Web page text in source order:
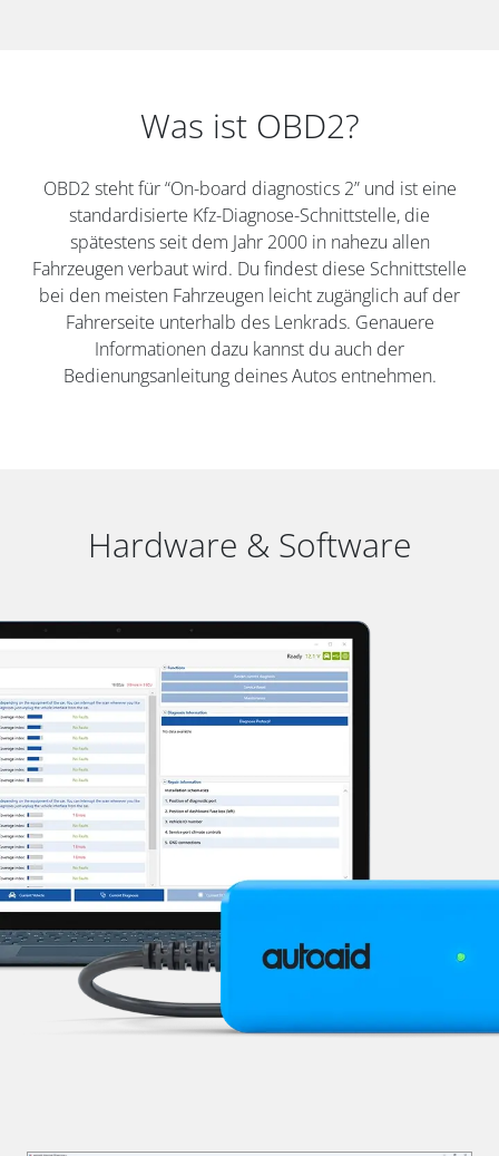
Was ist OBD2?
OBD2 steht für “On-board diagnostics 2” und ist eine
standardisierte Kfz-Diagnose-Schnittstelle, die
spätestens seit dem Jahr 2000 in nahezu allen
Fahrzeugen verbaut wird. Du findest diese Schnittstelle
bei den meisten Fahrzeugen leicht zugänglich auf der
Fahrerseite unterhalb des Lenkrads. Genauere
Informationen dazu kannst du auch der
Bedienungsanleitung deines Autos entnehmen.
Hardware & Software